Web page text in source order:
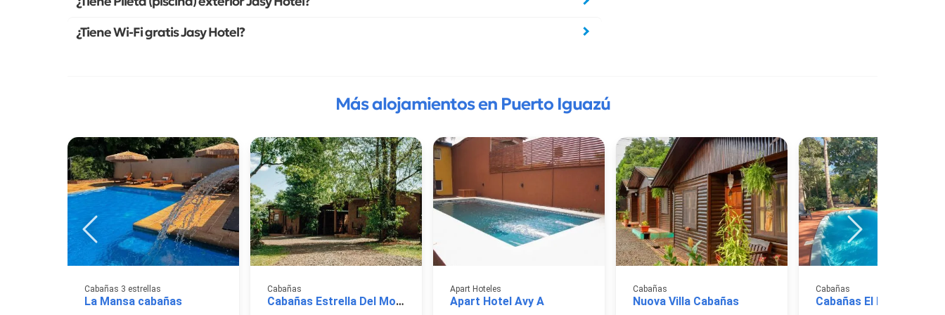
¿Tiene Wi-Fi gratis Jasy Hotel?
Más alojamientos en Puerto Iguazú
Cabañas 3 estrellas
La Mansa cabañas
Cabañas
Cabañas Estrella Del Monte
Apart Hoteles
Apart Hotel Avy A
Cabañas
Nuova Villa Cabañas
Cabañas
Cabañas El Pindó